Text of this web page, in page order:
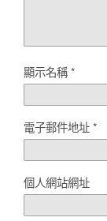
顯示名稱*
電子郵件地址*
個人網站網址